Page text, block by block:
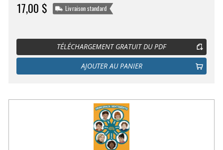
17,00 $ Livraison standard
TÉLÉCHARGEMENT GRATUIT DU PDF
AJOUTER AU PANIER